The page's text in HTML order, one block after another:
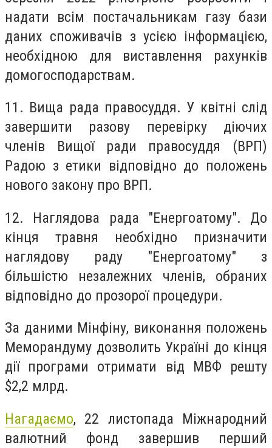
надати всім постачальникам газу бази
даних споживачів з усією інформацією,
необхідною для виставлення рахунків
домогосподарствам.
11. Вища рада правосуддя. У квітні слід
завершити разову перевірку діючих
членів Вищої ради правосуддя (ВРП)
Радою з етики відповідно до положень
нового закону про ВРП.
12. Наглядова рада "Енергоатому". До
кінця травня необхідно призначити
наглядову раду "Енергоатому" з
більшістю незалежних членів, обраних
відповідно до прозорої процедури.
За даними Мінфіну, виконання положень
Меморандуму дозволить Україні до кінця
дії програми отримати від МВФ решту
$2,2 млрд.
Нагадаємо, 22 листопада Міжнародний
валютний фонд завершив перший